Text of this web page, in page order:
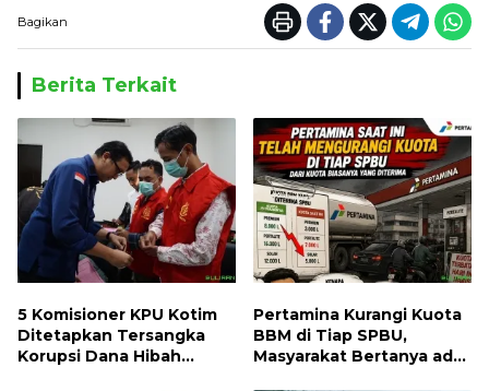
Bagikan
Berita Terkait
5 Komisioner KPU Kotim
Ditetapkan Tersangka
Korupsi Dana Hibah
Pertamina Kurangi Kuota
BBM di Tiap SPBU,
Masyarakat Bertanya ada